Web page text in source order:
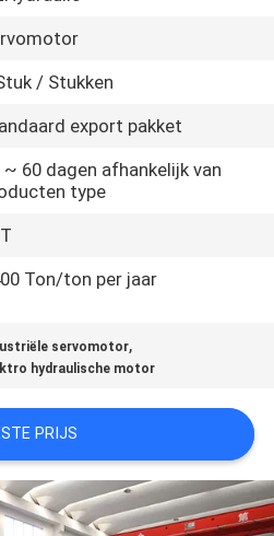
/ Stukken
export pakket
~ 60 dagen afhankelijk van
type
Ton/ton per jaar
servomotor,
hydraulische motor
PRIJS